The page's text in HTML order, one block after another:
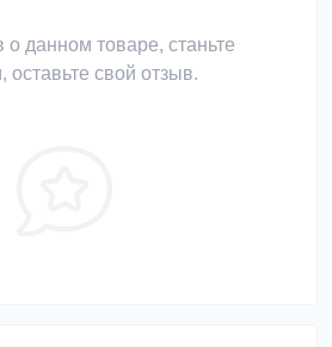
о данном товаре, станьте
оставьте свой отзыв.